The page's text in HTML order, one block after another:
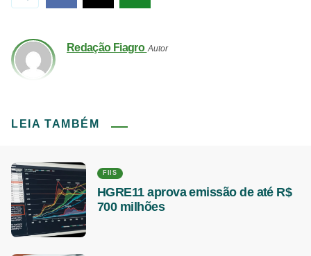
Redação Fiagro Autor
LEIA TAMBÉM
FIIS
HGRE11 aprova emissão de até R$
700 milhões